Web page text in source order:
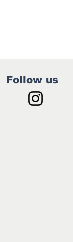
Follow us